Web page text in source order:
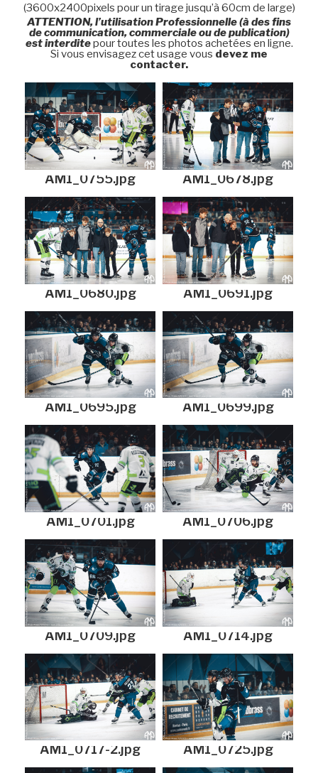
(3600x2400pixels pour un tirage jusqu’à 60cm de large)
ATTENTION, l’utilisation Professionnelle (à des fins
de communication, commerciale ou de publication)
est interditepour toutes les photos achetées en ligne.
Si vous envisagez cet usage vous devez me
contacter.
AM1_0755.jpg AM1_0678.jpg
AM1_0680.jpg AM1_0691.jpg
AM1_0695.jpg AM1_0699.jpg
AM1_0701.jpg AM1_0706.jpg
AM1_0709.jpg AM1_0714.jpg
AM1_0717-2.jpg AM1_0725.jpg